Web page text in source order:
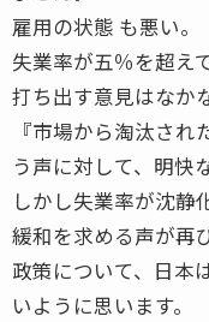
雇用の状態 も悪い。
失業率が五％を超え
打ち出す意見はなか
『市場から淘汰さ
う声に対して、明快
しかし失業率が沈静
緩和を求める声が
政策について、日本
いように思います。